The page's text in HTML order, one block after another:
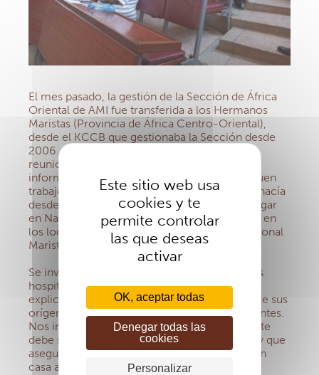
Este sitio web usa
cookies y te
permite controlar
las que deseas
activar
OK, aceptar todas
Denegar todas las
cookies
Personalizar
El mes pasado, la gestión de la Sección de África
Oriental de AMI fue transferida a los Hermanos
Maristas (Provincia de África Centro-Oriental),
desde el KCCB que gestionaba la Sección desde
2006. Por lo tanto, era importante tener una
reunión con los responsables del grupo para
informar sobre la transición, asegurando el buen
trabajo y la calidad del mismo, tal y como se hacía
desde la gestión anterior. Esta reunión tuvo lugar
en Nairobi el miércoles 20 de enero de 2021, en
los locales del Colegio Universitario Internacional
Marista.
Se invitó a un médico consultor de uno de los
hospitales de la Misión para que diera una
explicación sobre la situación del Covid, desde sus
orígenes, su tratamiento y los síntomas presentes.
Nos interesamos por saber cuándo un paciente
debe ser ingresado en un hospital y cómo hay que
asegurar un buen tratamiento mientras está en
casa aislado.